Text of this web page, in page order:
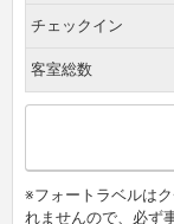
チェックイン
客室総数
※フォートラベルは
れませんので、必ず